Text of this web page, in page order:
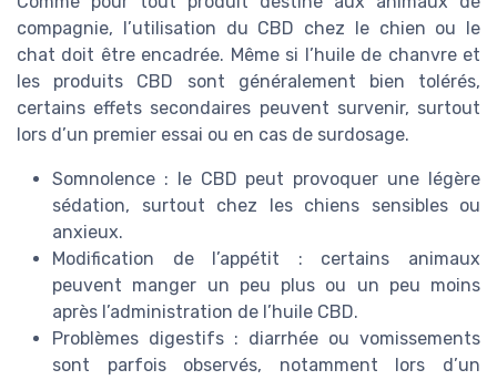
compagnie, l’utilisation du CBD chez le chien ou le
chat doit être encadrée. Même si l’huile de chanvre et
les produits CBD sont généralement bien tolérés,
certains effets secondaires peuvent survenir, surtout
lors d’un premier essai ou en cas de surdosage.
Somnolence : le CBD peut provoquer une légère
sédation, surtout chez les chiens sensibles ou
anxieux.
Modification de l’appétit : certains animaux
peuvent manger un peu plus ou un peu moins
après l’administration de l’huile CBD.
Problèmes digestifs : diarrhée ou vomissements
sont parfois observés, notamment lors d’un